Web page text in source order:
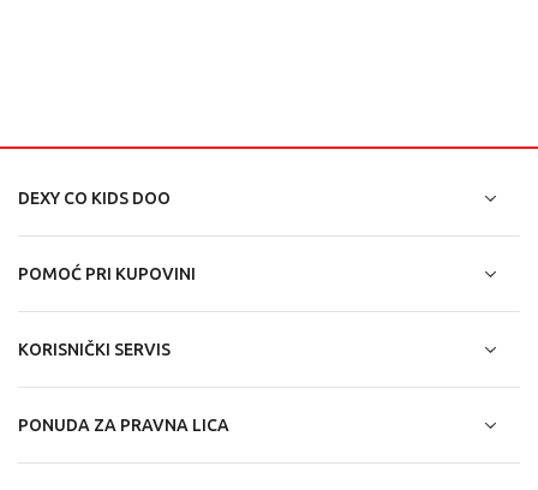
DEXY CO KIDS DOO
POMOĆ PRI KUPOVINI
KORISNIČKI SERVIS
PONUDA ZA PRAVNA LICA